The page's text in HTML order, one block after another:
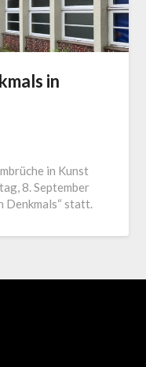
in
in Kunst
8. September
Denkmals“ statt.